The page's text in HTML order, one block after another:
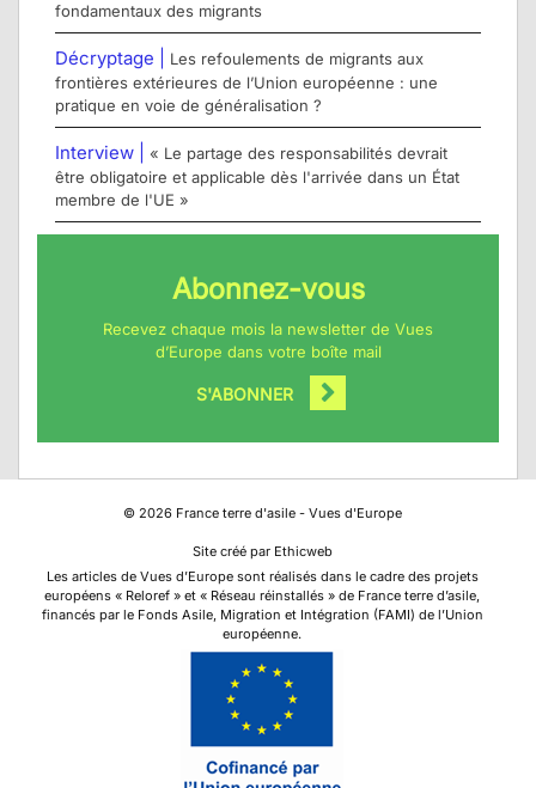
fondamentaux des migrants
Décryptage |
Les refoulements de migrants aux
frontières extérieures de l’Union européenne : une
pratique en voie de généralisation ?
Interview |
« Le partage des responsabilités devrait
être obligatoire et applicable dès l'arrivée dans un État
membre de l'UE »
Abonnez-vous
Recevez chaque mois la newsletter de Vues
d’Europe dans votre boîte mail
S'ABONNER
© 2026France terre d'asile - Vues d'Europe
Site créé par Ethicweb
Les articles de Vues d’Europe sont réalisés dans le cadre des projets
européens « Reloref » et « Réseau réinstallés » de France terre d’asile,
financés par le Fonds Asile, Migration et Intégration (FAMI) de l’Union
européenne.